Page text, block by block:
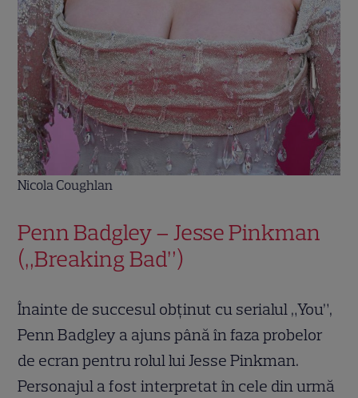
Nicola Coughlan
Penn Badgley – Jesse Pinkman
(„Breaking Bad”)
Înainte de succesul obținut cu serialul „You”,
Penn Badgley a ajuns până în faza probelor
de ecran pentru rolul lui Jesse Pinkman.
Personajul a fost interpretat în cele din urmă